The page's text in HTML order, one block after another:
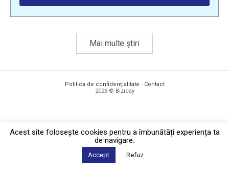
Mai multe știri
Politica de confidențialitate · Contact
2026 © Biziday
Acest site foloseşte cookies pentru a îmbunătăți experiența ta
de navigare.
Accept Refuz